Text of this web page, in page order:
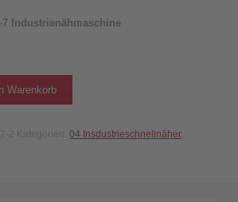
7 Industrienähmaschine
Warenkorb
2 Kategorien:04 Insdustrieschnellnäher,